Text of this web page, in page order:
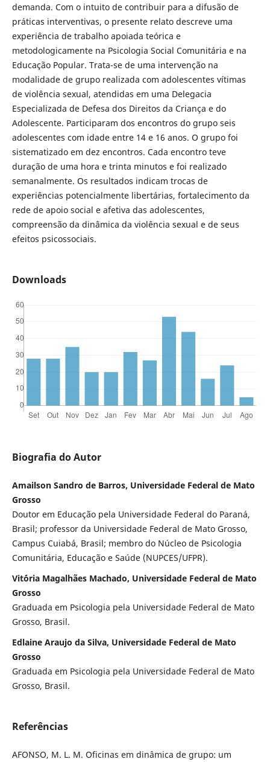
demanda. Com o intuito de contribuir para a difusão de
práticas interventivas, o presente relato descreve uma
experiência de trabalho apoiada teórica e
metodologicamente na Psicologia Social Comunitária e na
Educação Popular. Trata-se de uma intervenção na
modalidade de grupo realizada com adolescentes vítimas
de violência sexual, atendidas em uma Delegacia
Especializada de Defesa dos Direitos da Criança e do
Adolescente. Participaram dos encontros do grupo seis
adolescentes com idade entre 14 e 16 anos. O grupo foi
sistematizado em dez encontros. Cada encontro teve
duração de uma hora e trinta minutos e foi realizado
semanalmente. Os resultados indicam trocas de
experiências potencialmente libertárias, fortalecimento da
rede de apoio social e afetiva das adolescentes,
compreensão da dinâmica da violência sexual e de seus
efeitos psicossociais.
Downloads
Biografia do Autor
Amailson Sandro de Barros, Universidade Federal de Mato
Grosso
Doutor em Educação pela Universidade Federal do Paraná,
Brasil; professor da Universidade Federal de Mato Grosso,
Campus Cuiabá, Brasil; membro do Núcleo de Psicologia
Comunitária, Educação e Saúde (NUPCES/UFPR).
Vit´ória Magalhães Machado, Universidade Federal de Mato
Grosso
Graduada em Psicologia pela Universidade Federal de Mato
Grosso, Brasil.
Edlaine Araujo da Silva, Universidade Federal de Mato
Grosso
Graduada em Psicologia pela Universidade Federal de Mato
Grosso, Brasil.
Referências
AFONSO, M. L. M. Oficinas em dinâmica de grupo: um